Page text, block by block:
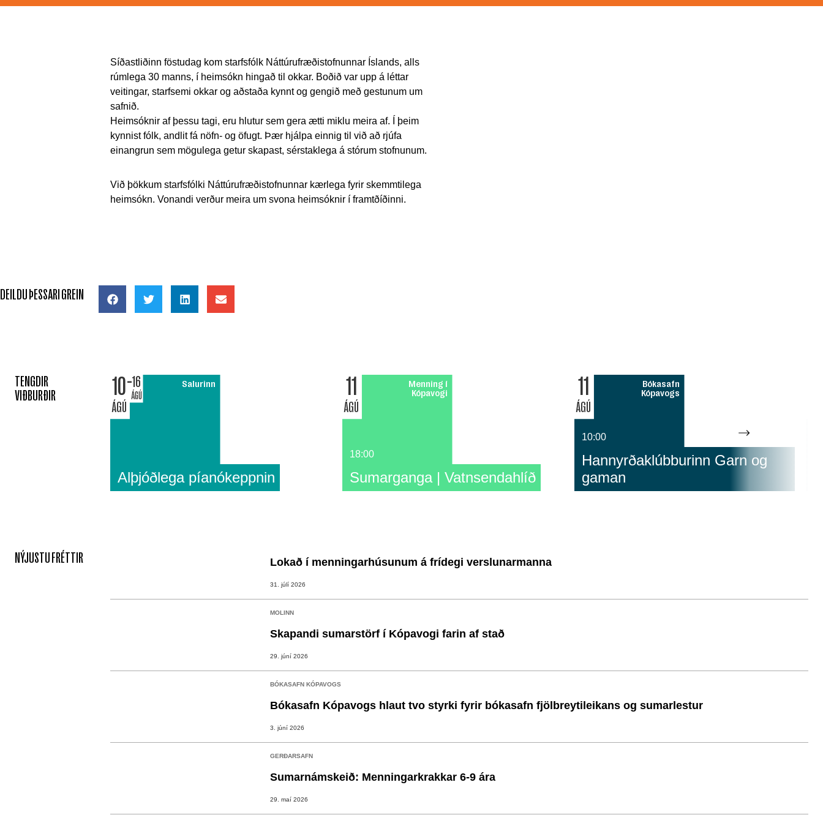
Síðastliðinn föstudag kom starfsfólk Náttúrufræðistofnunnar Íslands, alls
rúmlega 30 manns, í heimsókn hingað til okkar. Boðið var upp á léttar
veitingar, starfsemi okkar og aðstaða kynnt og gengið með gestunum um
safnið.
Heimsóknir af þessu tagi, eru hlutur sem gera ætti miklu meira af. Í þeim
kynnist fólk, andlit fá nöfn- og öfugt. Þær hjálpa einnig til við að rjúfa
einangrun sem mögulega getur skapast, sérstaklega á stórum stofnunum.
Við þökkum starfsfólki Náttúrufræðistofnunnar kærlega fyrir skemmtilega
heimsókn. Vonandi verður meira um svona heimsóknir í framtðíðinni.
DEILDU ÞESSARI GREIN
TENGDIR
VIÐBURÐIR
10
ÁGÚ
16
ÁGÚ
Salurinn
Alþjóðlega píanókeppnin
11
ÁGÚ
Menning í
Kópavogi
18:00
Sumarganga | Vatnsendahlíð
11
ÁGÚ
Bókasafn
Kópavogs
10:00
Hannyrðaklúbburinn Garn og
gaman
NÝJUSTU FRÉTTIR Lokað í menningarhúsunum á frídegi verslunarmanna
31. júlí 2026
MOLINN
Skapandi sumarstörf í Kópavogi farin af stað
29. júní 2026
BÓKASAFN KÓPAVOGS
Bókasafn Kópavogs hlaut tvo styrki fyrir bókasafn fjölbreytileikans og sumarlestur
3. júní 2026
GERÐARSAFN
Sumarnámskeið: Menningarkrakkar 6-9 ára
29. maí 2026